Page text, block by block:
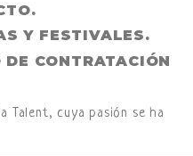
Y FESTIVALES.
CONTRATACIÓN
Talent, cuya pasión se ha